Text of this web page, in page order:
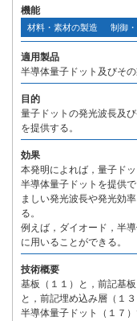
機能
材料・素材の製造 制御
適用製品
半導体量子ドット及びそ
目的
量子ドットの発光波長及
を提供する。
効果
本発明によれば，量子ド
半導体量子ドットを提供
ましい発光波長や発光効
る。
例えば，ダイオード，半
に用いることができる。
技術概要
基板（１１）と，前記基
と，前記埋め込み層（１
半導体量子ドット（１７）